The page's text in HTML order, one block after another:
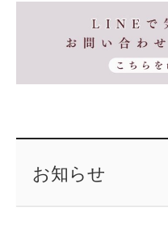
お知らせ